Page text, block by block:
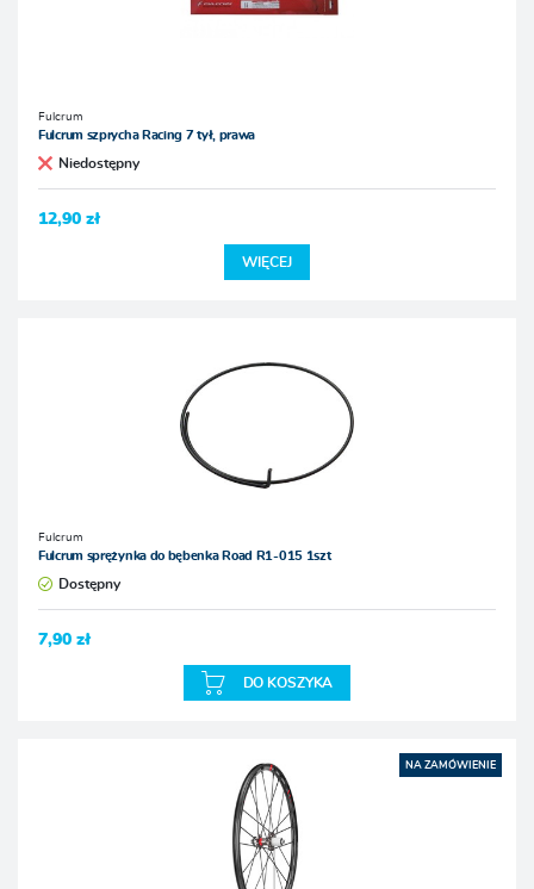
Fulcrum
Fulcrum szprycha Racing 7 tył, prawa
Niedostępny
12,90 zł
WIĘCEJ
Fulcrum
Fulcrum sprężynka do bębenka Road R1-015 1szt
Dostępny
7,90 zł
DO KOSZYKA
NA ZAMÓWIENIE